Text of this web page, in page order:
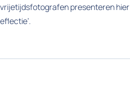
presenteren hier